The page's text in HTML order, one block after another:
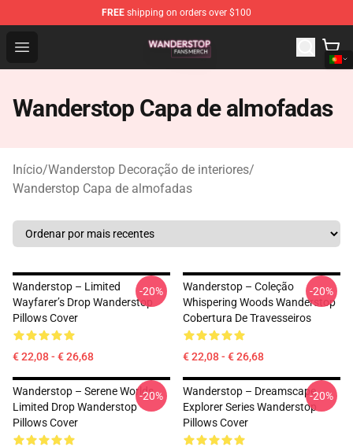
FREE shipping on orders over $100
Open menu
Wanderstop Shop - Official Wanderstop Merchandise
Wanderstop Capa de almofadas
Início/Wanderstop Decoração de interiores/
Wanderstop Capa de almofadas
Wanderstop – Limited
Wayfarer’s Drop Wanderstop
Pillows Cover
€ 22,08 - € 26,68
-20%
Wanderstop – Coleção
Whispering Woods Wanderstop
Cobertura De Travesseiros
€ 22,08 - € 26,68
-20%
Wanderstop – Serene Worlds
Limited Drop Wanderstop
Pillows Cover
-20%
Wanderstop – Dreamscape
Explorer Series Wanderstop
Pillows Cover
-20%